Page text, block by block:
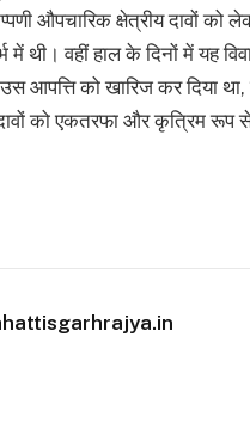
औपचारिक क्षेत्रीय दावों
थी। वहीं हाल के दिनों में यह
आपत्ति को खारिज कर दिया
को एकतरफा और कृत्रिम रूप से